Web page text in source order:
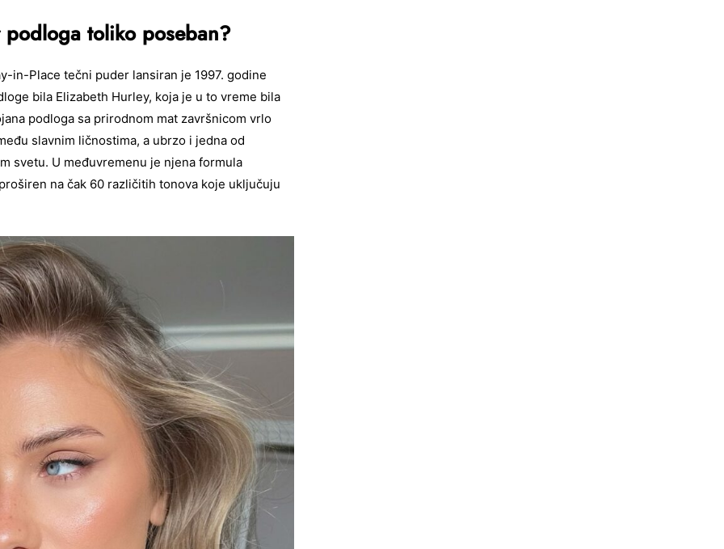
toliko poseban?
in-Place tečni puder lansiran je 1997. godine
bila Elizabeth Hurley, koja je u to vreme bila
podloga sa prirodnom mat završnicom vrlo
slavnim ličnostima, a ubrzo i jedna od
svetu. U međuvremenu je njena formula
na čak 60 različitih tonova koje uključuju